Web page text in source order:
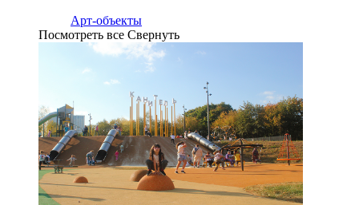
Арт-объекты
Посмотреть все Свернуть